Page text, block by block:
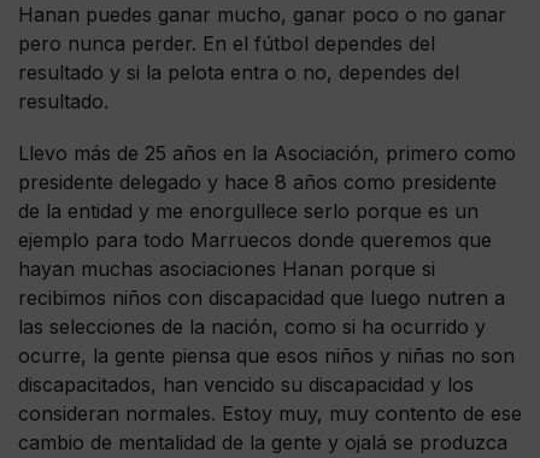
Hanan puedes ganar mucho, ganar poco o no ganar
pero nunca perder. En el fútbol dependes del
resultado y si la pelota entra o no, dependes del
resultado.
Llevo más de 25 años en la Asociación, primero como
presidente delegado y hace 8 años como presidente
de la entidad y me enorgullece serlo porque es un
ejemplo para todo Marruecos donde queremos que
hayan muchas asociaciones Hanan porque si
recibimos niños con discapacidad que luego nutren a
las selecciones de la nación, como si ha ocurrido y
ocurre, la gente piensa que esos niños y niñas no son
discapacitados, han vencido su discapacidad y los
consideran normales. Estoy muy, muy contento de ese
cambio de mentalidad de la gente y ojalá se produzca